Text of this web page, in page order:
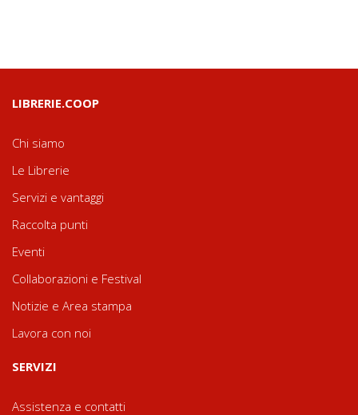
LIBRERIE.COOP
Chi siamo
Le Librerie
Servizi e vantaggi
Raccolta punti
Eventi
Collaborazioni e Festival
Notizie e Area stampa
Lavora con noi
SERVIZI
Assistenza e contatti